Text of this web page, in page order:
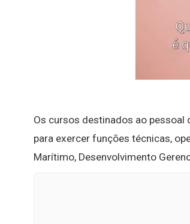
Os cursos destinados ao pessoal
para exercer funções técnicas,
Marítimo, Desenvolvimento